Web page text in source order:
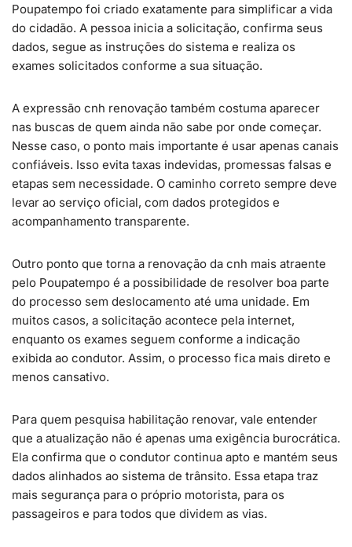
Poupatempo foi criado exatamente para simplificar a vida
do cidadão. A pessoa inicia a solicitação, confirma seus
dados, segue as instruções do sistema e realiza os
exames solicitados conforme a sua situação.
A expressão cnh renovação também costuma aparecer
nas buscas de quem ainda não sabe por onde começar.
Nesse caso, o ponto mais importante é usar apenas canais
confiáveis. Isso evita taxas indevidas, promessas falsas e
etapas sem necessidade. O caminho correto sempre deve
levar ao serviço oficial, com dados protegidos e
acompanhamento transparente.
Outro ponto que torna a renovação da cnh mais atraente
pelo Poupatempo é a possibilidade de resolver boa parte
do processo sem deslocamento até uma unidade. Em
muitos casos, a solicitação acontece pela internet,
enquanto os exames seguem conforme a indicação
exibida ao condutor. Assim, o processo fica mais direto e
menos cansativo.
Para quem pesquisa habilitação renovar, vale entender
que a atualização não é apenas uma exigência burocrática.
Ela confirma que o condutor continua apto e mantém seus
dados alinhados ao sistema de trânsito. Essa etapa traz
mais segurança para o próprio motorista, para os
passageiros e para todos que dividem as vias.